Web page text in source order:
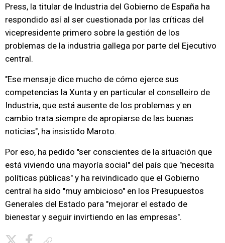
Press, la titular de Industria del Gobierno de España ha
respondido así al ser cuestionada por las críticas del
vicepresidente primero sobre la gestión de los
problemas de la industria gallega por parte del Ejecutivo
central.
"Ese mensaje dice mucho de cómo ejerce sus
competencias la Xunta y en particular el conselleiro de
Industria, que está ausente de los problemas y en
cambio trata siempre de apropiarse de las buenas
noticias", ha insistido Maroto.
Por eso, ha pedido "ser conscientes de la situación que
está viviendo una mayoría social" del país que "necesita
políticas públicas" y ha reivindicado que el Gobierno
central ha sido "muy ambicioso" en los Presupuestos
Generales del Estado para "mejorar el estado de
bienestar y seguir invirtiendo en las empresas".